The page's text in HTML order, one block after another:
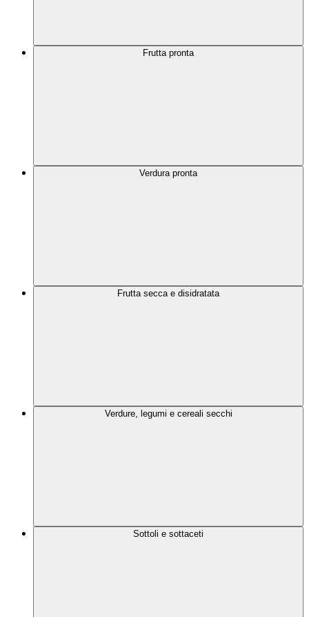
Frutta pronta
Verdura pronta
Frutta secca e disidratata
Verdure, legumi e cereali secchi
Sottoli e sottaceti